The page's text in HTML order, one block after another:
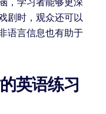
剧时，观众还可以
语言信息也有助于
英语练习